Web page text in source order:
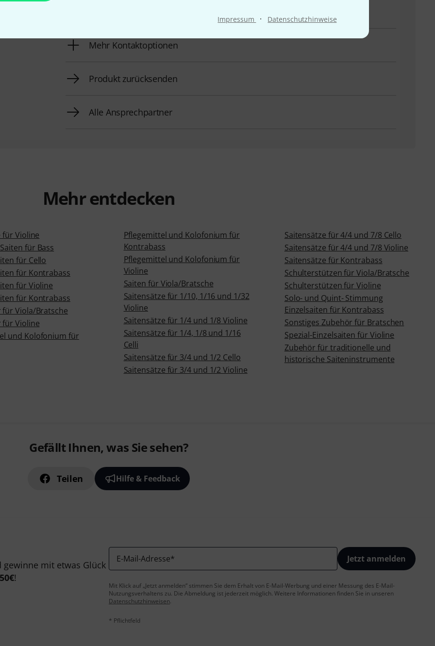
Impressum · Datenschutzhinweise
Mehr Kontaktoptionen
Produkt zurücksenden
Alle Ansprechpartner
Mehr entdecken
für Violine
für Bass
für Cello
für Kontrabass
für Violine
für Kontrabass
Viola/Bratsche
für Violine
und Kolofonium für
Pflegemittel und Kolofonium für
Kontrabass
Pflegemittel und Kolofonium für
Violine
Saiten für Viola/Bratsche
Saitensätze für 1/10, 1/16 und 1/32
Violine
Saitensätze für 1/4 und 1/8 Violine
Saitensätze für 1/4, 1/8 und 1/16
Celli
Saitensätze für 3/4 und 1/2 Cello
Saitensätze für 3/4 und 1/2 Violine
Saitensätze für 4/4 und 7/8 Cello
Saitensätze für 4/4 und 7/8 Violine
Saitensätze für Kontrabass
Schulterstützen für Viola/Bratsche
Schulterstützen für Violine
Solo- und Quint- Stimmung
Einzelsaiten für Kontrabass
Sonstiges Zubehör für Bratschen
Spezial-Einzelsaiten für Violine
Zubehör für traditionelle und
historische Saiteninstrumente
Gefällt Ihnen, was Sie sehen?
Teilen Hilfe & Feedback
mit etwas Glück
50€!
E-Mail-Adresse* Jetzt anmelden
Mit Klick auf „Jetzt anmelden“ stimmen Sie dem Erhalt von E-Mail-Werbung und einer Messung des E-Mail-
Nutzungsverhaltens zu. Die Abmeldung ist jederzeit möglich. Weitere Informationen finden Sie in unseren
Datenschutzhinweisen.
* Pflichtfeld